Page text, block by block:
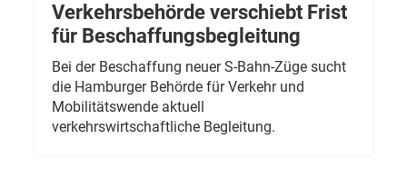
Verkehrsbehörde verschiebt Frist
für Beschaffungsbegleitung
Bei der Beschaffung neuer S-Bahn-Züge sucht
die Hamburger Behörde für Verkehr und
Mobilitätswende aktuell
verkehrswirtschaftliche Begleitung.